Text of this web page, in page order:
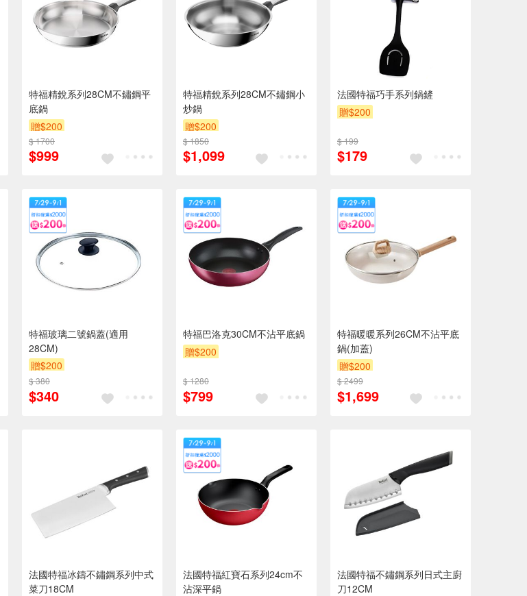
特福精銳系列28CM不鏽鋼平
底鍋
贈$200
$ 1700
$999
特福精銳系列28CM不鏽鋼小
炒鍋
贈$200
$ 1850
$1,099
法國特福巧手系列鍋鏟
贈$200
$ 199
$179
特福玻璃二號鍋蓋(適用
28CM)
贈$200
$ 380
$340
特福巴洛克30CM不沾平底鍋
贈$200
$ 1280
$799
特福暖暖系列26CM不沾平底
鍋(加蓋)
贈$200
$ 2499
$1,699
法國特福冰鑄不鏽鋼系列中式
菜刀18CM
法國特福紅寶石系列24cm不
沾深平鍋
法國特福不鏽鋼系列日式主廚
刀12CM